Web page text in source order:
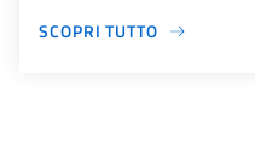
SCOPRI TUTTO